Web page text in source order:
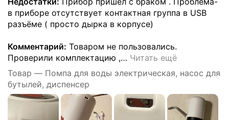
в приборе отсутствует контактная группа в USB
разъёме ( просто дырка в корпусе)
Комментарий: Товаром не пользовались.
Проверили комплектацию ,… Читать ещё
Товар — Помпа для воды электрическая, насос для
бутылей, диспенсер